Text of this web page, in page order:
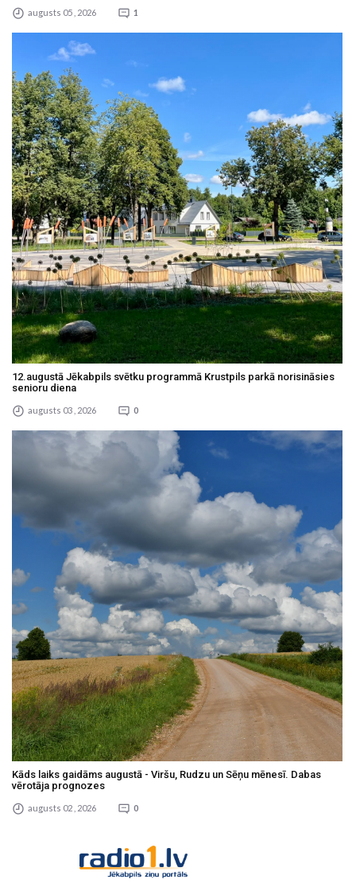
augusts 05 , 2026 1
12.augustā Jēkabpils svētku programmā Krustpils parkā norisināsies
senioru diena
augusts 03 , 2026 0
Kāds laiks gaidāms augustā - Viršu, Rudzu un Sēņu mēnesī. Dabas
vērotāja prognozes
augusts 02 , 2026 0